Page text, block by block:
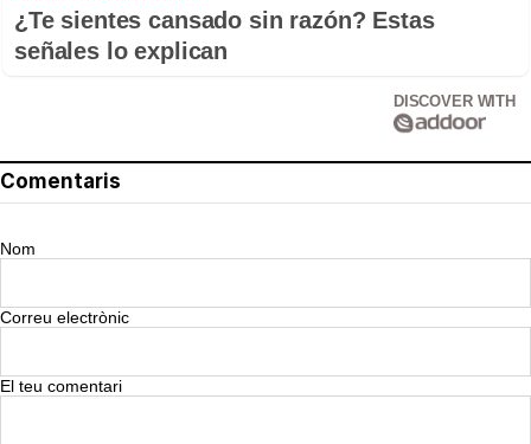
¿Te sientes cansado sin razón? Estas
señales lo explican
DISCOVER WITH
Comentaris
Nom
Correu electrònic
El teu comentari